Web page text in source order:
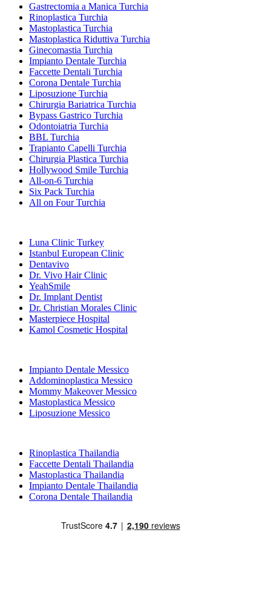
Gastrectomia a Manica Turchia
Rinoplastica Turchia
Mastoplastica Turchia
Mastoplastica Riduttiva Turchia
Ginecomastia Turchia
Impianto Dentale Turchia
Faccette Dentali Turchia
Corona Dentale Turchia
Liposuzione Turchia
Chirurgia Bariatrica Turchia
Bypass Gastrico Turchia
Odontoiatria Turchia
BBL Turchia
Trapianto Capelli Turchia
Chirurgia Plastica Turchia
Hollywood Smile Turchia
All-on-6 Turchia
Six Pack Turchia
All on Four Turchia
Luna Clinic Turkey
Istanbul European Clinic
Dentavivo
Dr. Vivo Hair Clinic
YeahSmile
Dr. Implant Dentist
Dr. Christian Morales Clinic
Masterpiece Hospital
Kamol Cosmetic Hospital
Impianto Dentale Messico
Addominoplastica Messico
Mommy Makeover Messico
Mastoplastica Messico
Liposuzione Messico
Rinoplastica Thailandia
Faccette Dentali Thailandia
Mastoplastica Thailandia
Impianto Dentale Thailandia
Corona Dentale Thailandia